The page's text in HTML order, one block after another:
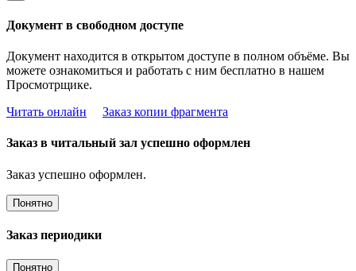
Документ в свободном доступе
Документ находится в открытом доступе в полном объёме. Вы
можете ознакомиться и работать с ним бесплатно в нашем
Просмотрщике.
Читать онлайн
Заказ копии фрагмента
Заказ в читальный зал успешно оформлен
Заказ успешно оформлен.
Понятно
Заказ периодики
Понятно